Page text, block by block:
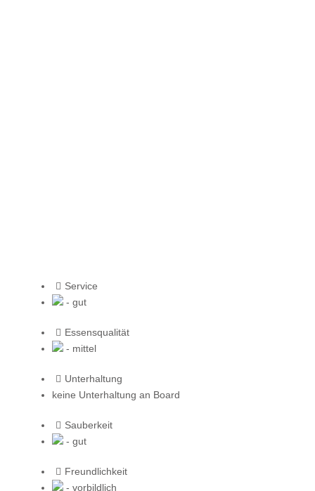
Service
- gut
Essensqualität
- mittel
Unterhaltung
keine Unterhaltung an Board
Sauberkeit
- gut
Freundlichkeit
- vorbildlich